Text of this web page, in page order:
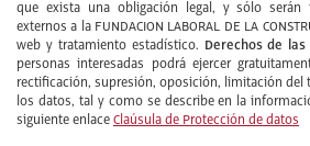
que exista una obligación legal, y sólo serán
externos a la FUNDACION LABORAL DE LA
web y tratamiento estadístico. Derechos de
personas interesadas podrá ejercer
rectificación, supresión, oposición, limitación del
los datos, tal y como se describe en la
siguiente enlace Claúsula de Protección de datos